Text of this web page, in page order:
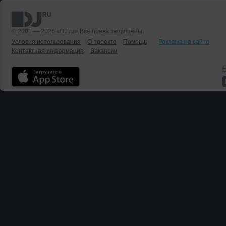
© 2001 — 2026 «DJ.ru» Все права защищены.
Условия использования
О проекте Помощь
Реклама на сайте
Контактная информация
Вакансии